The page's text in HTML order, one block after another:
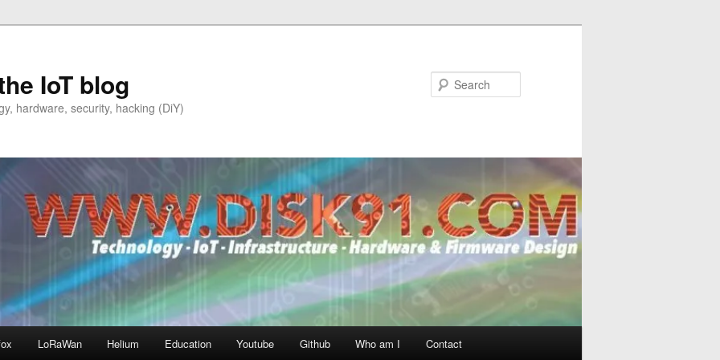
IoT blog
hardware, security, hacking (DiY)
LoRaWan Helium Education Youtube Github Who am I Contact